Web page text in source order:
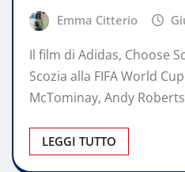
Emma Citterio
Il film di Adidas, Choose
Scozia alla FIFA World
McTominay, Andy
LEGGI TUTTO